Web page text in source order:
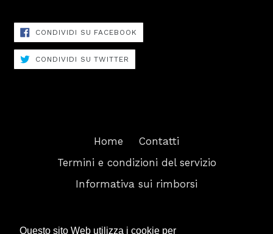
Questo sito Web utilizza i cookie per
CONDIVIDI SU FACEBOOK
CONDIVIDI SU TWITTER
Home
Contatti
Termini e condizioni del servizio
Informativa sui rimborsi
Facebook
Twitter